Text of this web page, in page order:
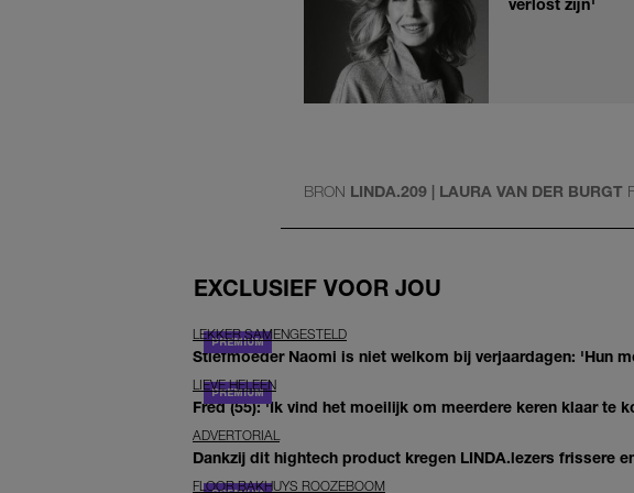
BRON LINDA.209 | LAURA VAN DER BURGT
EXCLUSIEF VOOR JOU
LEKKER SAMENGESTELD
Stiefmoeder Naomi is niet welkom bij verjaardagen: 'Hun
LIEVE HELEEN
Fred (55): 'Ik vind het moeilijk om meerdere keren klaar te
ADVERTORIAL
Dankzij dit hightech product kregen LINDA.lezers frissere
FLOOR BAKHUYS ROOZEBOOM